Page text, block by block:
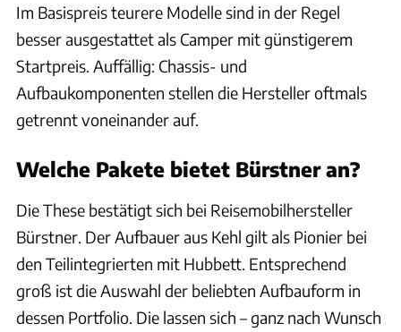
Im Basispreis teurere Modelle sind in der Regel
besser ausgestattet als Camper mit günstigerem
Startpreis. Auffällig: Chassis- und
Aufbaukomponenten stellen die Hersteller oftmals
getrennt voneinander auf.
Welche Pakete bietet Bürstner an?
Die These bestätigt sich bei Reisemobilhersteller
Bürstner. Der Aufbauer aus Kehl gilt als Pionier bei
den Teilintegrierten mit Hubbett. Entsprechend
groß ist die Auswahl der beliebten Aufbauform in
dessen Portfolio. Die lassen sich – ganz nach Wunsch